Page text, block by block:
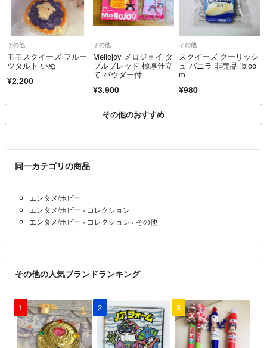
その他
モモスクイーズ フルー
ツタルト いぬ
¥2,200
その他
Mellojoy メロジョイ ダ
ブルブレッド 極厚仕立
て パウダー付
¥3,900
その他
スクイーズ クーリッシ
ュ バニラ 非売品 ibloo
m
¥980
その他のおすすめ
同一カテゴリの商品
エンタメ/ホビー
エンタメ/ホビー › コレクション
エンタメ/ホビー › コレクション › その他
その他の人気ブランドランキング
1 2 3